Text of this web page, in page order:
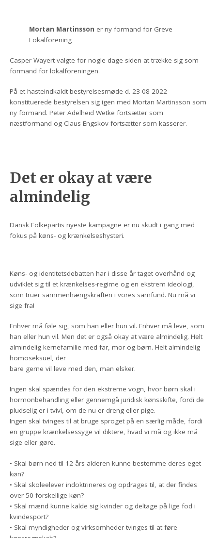
Mortan Martinsson er ny formand for Greve
Lokalforening
Casper Wayert valgte for nogle dage siden at trække sig som
formand for lokalforeningen.
På et hasteindkaldt bestyrelsesmøde d. 23-08-2022
konstituerede bestyrelsen sig igen med Mortan Martinsson som
ny formand. Peter Adelheid Wetke fortsætter som
næstformand og Claus Engskov fortsætter som kasserer.
Det er okay at være
almindelig
Dansk Folkepartis nyeste kampagne er nu skudt i gang med
fokus på køns- og krænkelseshysteri.
Køns- og identitetsdebatten har i disse år taget overhånd og
udviklet sig til et krænkelses-regime og en ekstrem ideologi,
som truer sammenhængskraften i vores samfund. Nu må vi
sige fra!
Enhver må føle sig, som han eller hun vil. Enhver må leve, som
han eller hun vil. Men det er også okay at være almindelig. Helt
almindelig kernefamilie med far, mor og børn. Helt almindelig
homoseksuel, der
bare gerne vil leve med den, man elsker.
Ingen skal spændes for den ekstreme vogn, hvor børn skal i
hormonbehandling eller gennemgå juridisk kønsskifte, fordi de
pludselig er i tvivl, om de nu er dreng eller pige.
Ingen skal tvinges til at bruge sproget på en særlig måde, fordi
en gruppe krænkelsessyge vil diktere, hvad vi må og ikke må
sige eller gøre.
• Skal børn ned til 12-års alderen kunne bestemme deres eget
køn?
• Skal skoleelever indoktrineres og opdrages til, at der findes
over 50 forskellige køn?
• Skal mænd kunne kalde sig kvinder og deltage på lige fod i
kvindesport?
• Skal myndigheder og virksomheder tvinges til at føre